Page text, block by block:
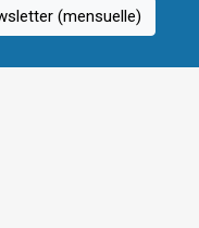
(mensuelle)